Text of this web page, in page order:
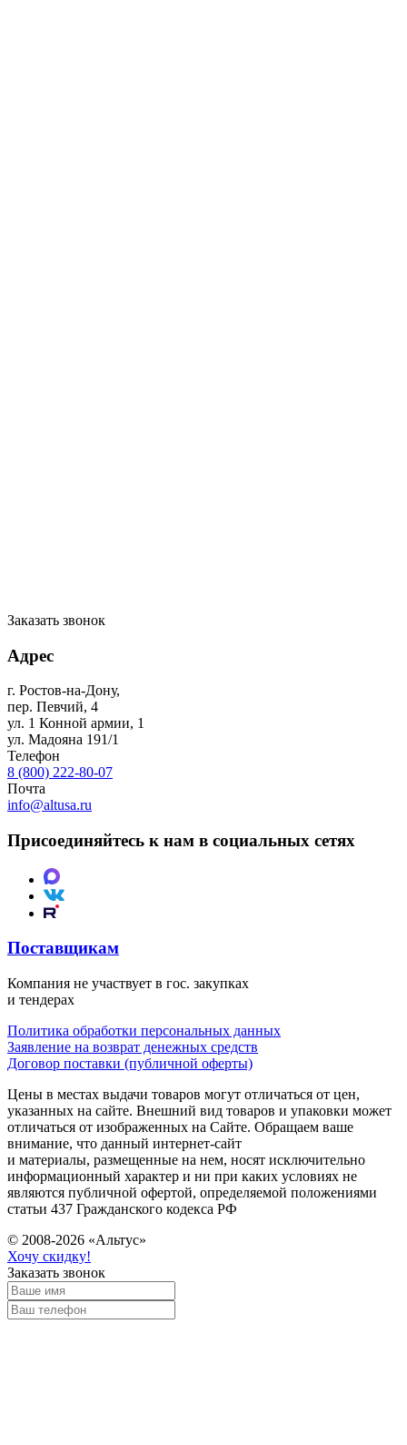
Заказать звонок
Адрес
г. Ростов-на-Дону,
пер. Певчий, 4
ул. 1 Конной армии, 1
ул. Мадояна 191/1
Телефон
8 (800) 222-80-07
Почта
info@altusa.ru
Присоединяйтесь к нам в социальных сетях
Поставщикам
Компания не участвует в гос. закупках
и тендерах
Политика обработки персональных данных
Заявление на возврат денежных средств
Договор поставки (публичной оферты)
Цены в местах выдачи товаров могут отличаться от цен,
указанных на сайте. Внешний вид товаров и упаковки может
отличаться от изображенных на Сайте. Обращаем ваше
внимание, что данный интернет-сайт
и материалы, размещенные на нем, носят исключительно
информационный характер и ни при каких условиях не
являются публичной офертой, определяемой положениями
статьи 437 Гражданского кодекса РФ
© 2008-2026 «Альтус»
Хочу скидку!
Заказать звонок